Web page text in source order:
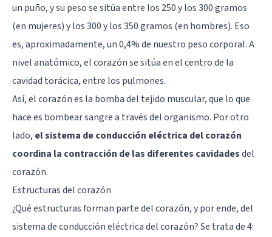
un puño, y su peso se sitúa entre los 250 y los 300 gramos
(en mujeres) y los 300 y los 350 gramos (en hombres). Eso
es, aproximadamente, un 0,4% de nuestro peso corporal. A
nivel anatómico, el corazón se sitúa en el centro de la
cavidad torácica, entre los pulmones.
Así, el corazón es la bomba del tejido muscular, que lo que
hace es bombear sangre a través del organismo. Por otro
lado, el sistema de conducción eléctrica del corazón
coordina la contracción de las diferentes cavidadesdel
corazón.
Estructuras del corazón
¿Qué estructuras forman parte del corazón, y por ende, del
sistema de conducción eléctrica del corazón? Se trata de 4: